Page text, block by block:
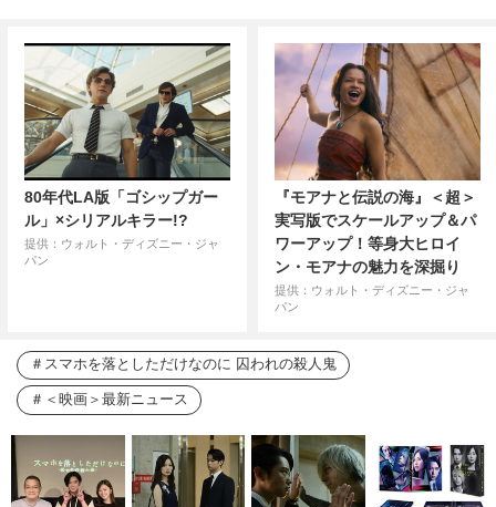
80年代LA版「ゴシップガー
ル」×シリアルキラー!?
提供：ウォルト・ディズニー・ジャ
パン
『モアナと伝説の海』＜超＞
実写版でスケールアップ＆パ
ワーアップ！等身大ヒロイ
ン・モアナの魅力を深掘り
提供：ウォルト・ディズニー・ジャ
パン
スマホを落としただけなのに 囚われの殺人鬼
＜映画＞最新ニュース